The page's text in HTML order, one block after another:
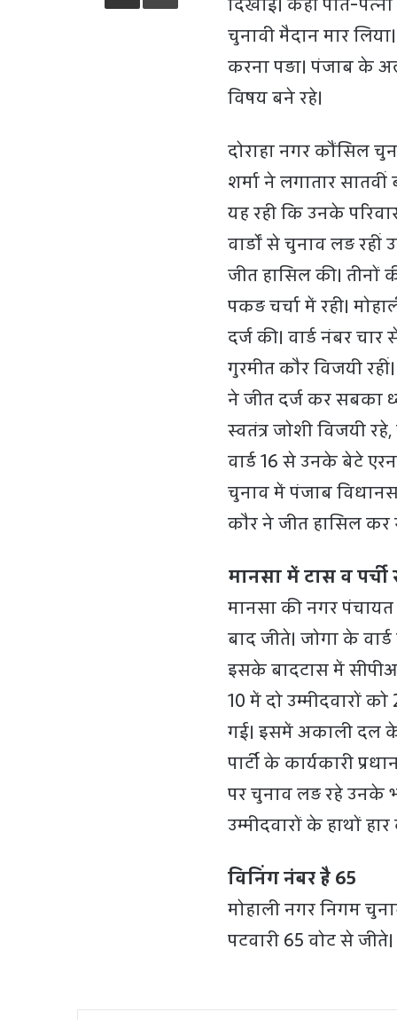
चुनावी मैदान मार
करना पड़ा। पंजाब के
विषय बने रहे।
दोराहा नगर कौंसिल
शर्मा ने लगातार
यह रही कि उनके
वार्डों से चुनाव लड़ रहीं
जीत हासिल की। तीनों
पकड़ चर्चा में रही।
दर्ज की। वार्ड नंबर
गुरमीत कौर विजयी
ने जीत दर्ज कर सबका
स्वतंत्र जोशी विजयी
वार्ड 16 से उनके बेटे
चुनाव में पंजाब
कौर ने जीत हासिल कर
मानसा में टास व
मानसा की नगर पंचायत
बाद जीते। जोगा के
इसके बादटास में
10 में दो उम्मीदवारों
गई। इसमें अकाली दल
पार्टी के कार्यकारी
पर चुनाव लड़ रहे उनके
उम्मीदवारों के हाथों
विनिंग नंबर है 65
मोहाली नगर निगम
पटवारी 65 वोट से